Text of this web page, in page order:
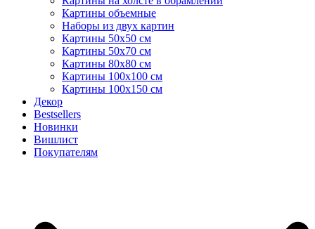
Картины объемные
Наборы из двух картин
Картины 50х50 см
Картины 50х70 см
Картины 80х80 см
Картины 100х100 см
Картины 100х150 см
Декор
Bestsellers
Новинки
Вишлист
Покупателям